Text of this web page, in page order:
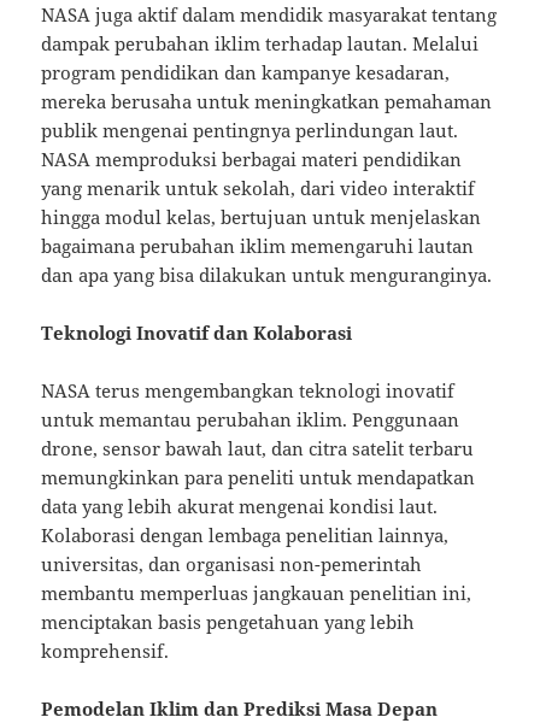
NASA juga aktif dalam mendidik masyarakat tentang
dampak perubahan iklim terhadap lautan. Melalui
program pendidikan dan kampanye kesadaran,
mereka berusaha untuk meningkatkan pemahaman
publik mengenai pentingnya perlindungan laut.
NASA memproduksi berbagai materi pendidikan
yang menarik untuk sekolah, dari video interaktif
hingga modul kelas, bertujuan untuk menjelaskan
bagaimana perubahan iklim memengaruhi lautan
dan apa yang bisa dilakukan untuk menguranginya.
Teknologi Inovatif dan Kolaborasi
NASA terus mengembangkan teknologi inovatif
untuk memantau perubahan iklim. Penggunaan
drone, sensor bawah laut, dan citra satelit terbaru
memungkinkan para peneliti untuk mendapatkan
data yang lebih akurat mengenai kondisi laut.
Kolaborasi dengan lembaga penelitian lainnya,
universitas, dan organisasi non-pemerintah
membantu memperluas jangkauan penelitian ini,
menciptakan basis pengetahuan yang lebih
komprehensif.
Pemodelan Iklim dan Prediksi Masa Depan